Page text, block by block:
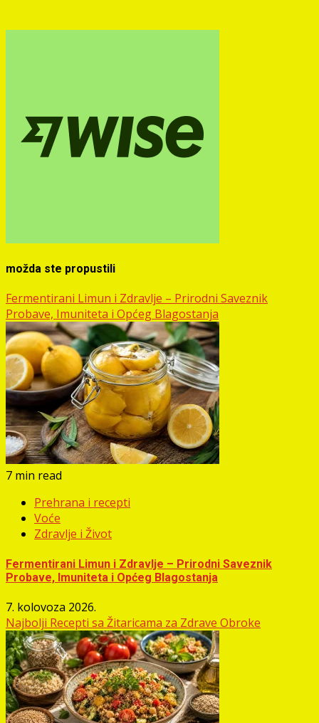
možda ste propustili
Fermentirani Limun i Zdravlje – Prirodni Saveznik
Probave, Imuniteta i Općeg Blagostanja
7 min read
Prehrana i recepti
Voće
Zdravlje i Život
Fermentirani Limun i Zdravlje – Prirodni Saveznik
Probave, Imuniteta i Općeg Blagostanja
7. kolovoza 2026.
Najbolji Recepti sa Žitaricama za Zdrave Obroke